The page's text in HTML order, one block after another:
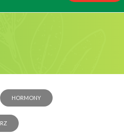
HORMONY